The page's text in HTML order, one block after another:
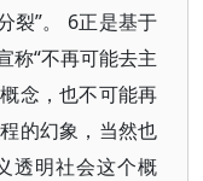
裂”。 6正是基于
称“不再可能去主
念，也不可能再
的幻象，当然也
透明社会这个概